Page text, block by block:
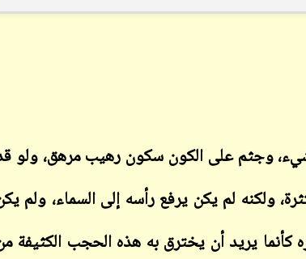
وجثم على الكون سكون رهيب مرهق، ولو
ولكنه لم يكن يرفع رأسه إلى السماء، ولم
كأنما يريد أن يخترق به هذه الحجب الكثيفة
22 يناير 2024
ابن أبي صادق
ابن أبي صادق
04 يناير 2024